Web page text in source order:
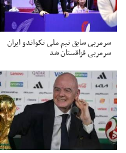
سرمربی سابق تیم ملی تکواندو ایران
سرمربی قزاقستان شد